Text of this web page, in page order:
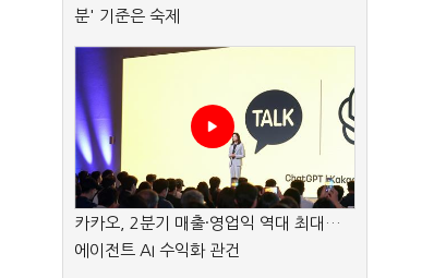
분' 기준은 숙제
카카오, 2분기 매출·영업익 역대 최대…
에이전트 AI 수익화 관건